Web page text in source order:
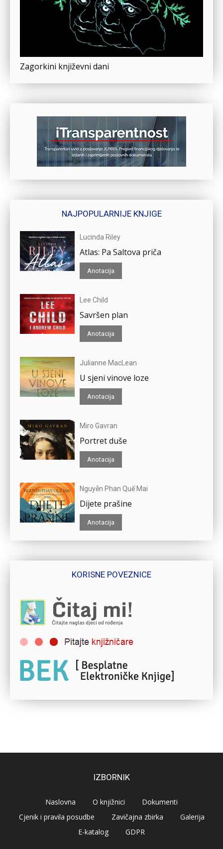
Zagorkini književni dani
NAJPOPULARNIJE KNJIGE
Lucinda Riley
Atlas: Pa Saltova priča
Anotacija
Lee Child
Savršen plan
Anotacija
Julianne MacLean
U sjeni vinove loze
Anotacija
Miro Gavran
Portret duše
Anotacija
Nguyễn Phan Quế Mai
Dijete prašine
Anotacija
KORISNE POVEZNICE
IZBORNIK
Naslovna O knjižnici
Dokumenti
Cjenik i pravila posudbe
Zavičajna zbirka
Galerija
E-katalog
GDPR